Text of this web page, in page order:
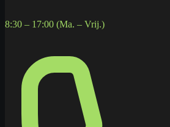
8:30 – 17:00 (Ma. – Vrij.)